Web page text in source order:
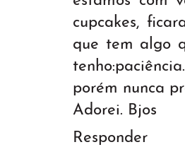
cupcakes,
que tem algo
porém nunca
Adorei. Bjos
Responder